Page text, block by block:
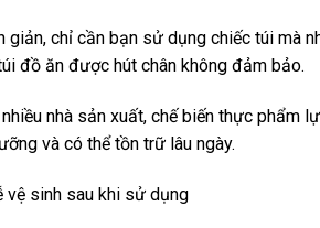
chỉ cần bạn sử dụng chiếc túi mà
đồ ăn được hút chân không đảm bảo.
nhà sản xuất, chế biến thực phẩm
và có thể tồn trữ lâu ngày.
vệ sinh sau khi sử dụng